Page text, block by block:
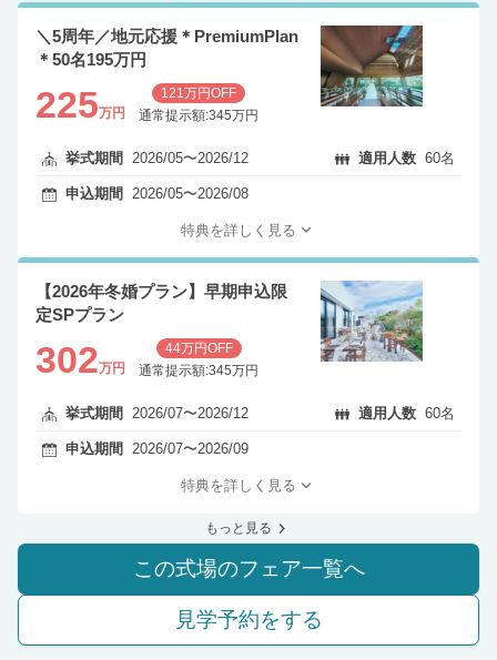
＼5周年／地元応援＊PremiumPlan
＊50名195万円
225万円
121万円OFF
通常提示額:345万円
挙式期間 2026/05〜2026/12 適用人数 60名
申込期間 2026/05〜2026/08
特典を詳しく見る
【2026年冬婚プラン】早期申込限
定SPプラン
302万円
44万円OFF
通常提示額:345万円
挙式期間 2026/07〜2026/12 適用人数 60名
申込期間 2026/07〜2026/09
特典を詳しく見る
もっと見る
この式場のフェア一覧へ
見学予約をする